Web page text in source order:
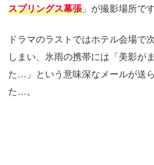
スプリングス幕張 」が撮影場所です
ドラマのラストではホテル会場で
しまい、氷雨の携帯には「美影が
た…」という意味深なメールが送
た…。